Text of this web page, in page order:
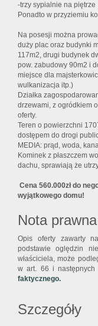
-trzy sypialnie na piętrze
Ponadto w przyziemiu
Na posesji można
duży plac oraz budynki
117m2, drugi budynek
pow. zabudowy 90m2 i
miejsce dla
wulkanizacja itp.)
Działka
drzewami, z ogródkiem
oferty.
Teren o powierzchni
dostępem do drogi
MEDIA: prąd, woda,
Kominek z płaszczem
dachu, sprawiają że
Cena 560.000zł do
wyjątkowego domu!
Nota prawna
Opis oferty zawarty
podstawie oględzin
właściciela, może
w art. 66 i
faktycznego.
Szczegóły